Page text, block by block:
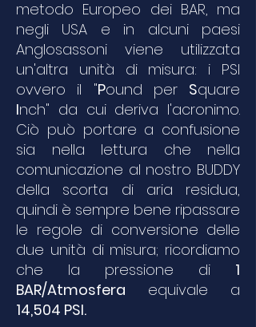
metodo Europeo dei BAR, ma
negli USA e in alcuni paesi
Anglosassoni viene utilizzata
un'altra unità di misura: i PSI
ovvero il "Pound per Square
Inch" da cui deriva l'acronimo.
Ciò può portare a confusione
sia nella lettura che nella
comunicazione al nostro BUDDY
della scorta di aria residua,
quindi è sempre bene ripassare
le regole di conversione delle
due unità di misura; ricordiamo
che la pressione di 1
BAR/Atmosfera equivale a
14,504 PSI.